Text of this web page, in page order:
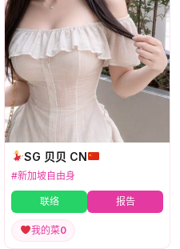
SG 贝贝 CN
#新加坡自由身
联络 报告
我的菜0